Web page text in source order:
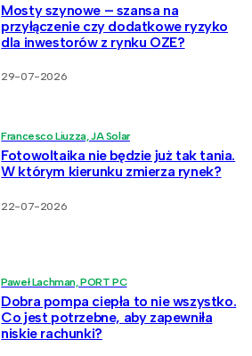
Mosty szynowe – szansa na
przyłączenie czy dodatkowe ryzyko
dla inwestorów z rynku OZE?
29-07-2026
Francesco Liuzza, JA Solar
Fotowoltaika nie będzie już tak tania.
W którym kierunku zmierza rynek?
22-07-2026
Paweł Lachman, PORT PC
Dobra pompa ciepła to nie wszystko.
Co jest potrzebne, aby zapewniła
niskie rachunki?